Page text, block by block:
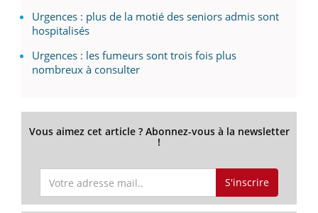
Urgences : plus de la motié des seniors admis sont
hospitalisés
Urgences : les fumeurs sont trois fois plus
nombreux à consulter
Vous aimez cet article ? Abonnez-vous à la newsletter
!
S'inscrire